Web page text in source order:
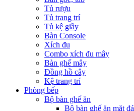
Tủ rượu
Tủ trang trí
Tủ kệ giầy
Bàn Console
Xích đu
Combo xích đu mây
Bàn ghế mây
Đồng hồ cây
Kệ trang trí
Phòng bếp
Bộ bàn ghế ăn
Bộ bàn ghế ăn mặt đá